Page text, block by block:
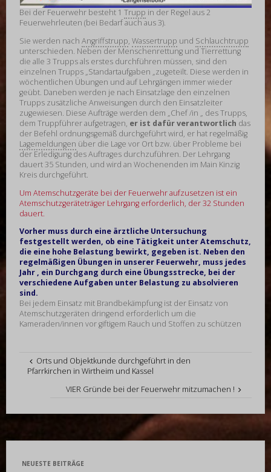
Bei der Feuerwehr besteht 1Trupp in der Regel aus 2
Feuerwehrleuten (bei Bedarf auch aus 3).
Sie werden nachAngriffstrupp,Wassertrupp und Schlauchtrupp
unterschieden. Neben der Menschenrettung und Tierrettung
die alle 3 Trupps als erstes durchführen müssen, sind den
einzelnen Trupps „Standartaufgaben „zugeteilt. Diese werden in
wöchentlichen Übungen und auf Lehrgängen immer wieder
geübt. Daneben werden je nach Einsatzlage den einzelnen
Trupps zusätzliche Anweisungen durch den Einsatzleiter
zugewiesen. Diese Aufträge werden dem „Chef /in „ des Trupps,
dem Truppführer aufgetragen, er ist dafür verantwortlich das
der Befehl ordnungsgemäß durchgeführt wird, er hat regelmäßig
Lagemeldungen über die Lage vor Ort bzw. über Probleme bei
der Erledigung des Auftrages durchzuführen. Der Lehrgang
dauert 35 Stunden, und wird an Wochenenden im Main Kinzig
Kreis durchgeführt.
Um Atemschutzgeräte bei der Feuerwehr aufzusetzen ist ein
Atemschutzgeräteträger Lehrgang erforderlich, der 32 Stunden
dauert.
Vorher muss durch eine ärztliche Untersuchung
festgestellt werden, ob eine Tätigkeit unter Atemschutz,
die eine hohe Belastung bewirkt, gegeben ist. Neben den
regelmäßigen Übungen in unserer Feuerwehr, muss jedes
Jahr , ein Durchgang durch eine Übungsstrecke, bei der
verschiedene Aufgaben unter Belastung zu absolvieren
sind.
Bei jedem Einsatz mit Brandbekämpfung ist der Einsatz von
Atemschutzgeräten dringend erforderlich um die
Kameraden/innen vor giftigem Rauch und Stoffen zu schützen
Orts und Objektkunde durchgeführt in den
Pfarrkirchen in Wirtheim und Kassel
VIER Gründe bei der Feuerwehr mitzumachen !
NEUESTE BEITRÄGE